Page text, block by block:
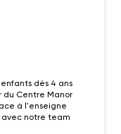
dès 4 ans
du Centre Manor
à l'enseigne
avec notre team